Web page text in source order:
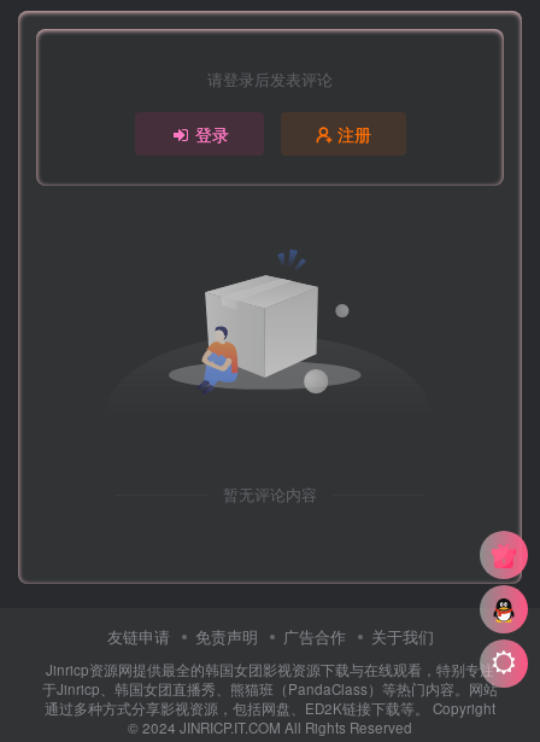
请登录后发表评论
登录 注册
暂无评论内容
友链申请 免责声明 广告合作 关于我们
Jinricp资源网提供最全的韩国女团影视资源下载与在线观看，特别专注
于Jinricp、韩国女团直播秀、熊猫班（PandaClass）等热门内容。网站
通过多种方式分享影视资源，包括网盘、ED2K链接下载等。 Copyright
© 2024 JINRICP.IT.COM All Rights Reserved